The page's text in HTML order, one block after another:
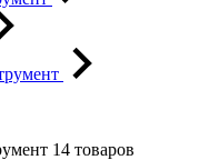
14 товаров